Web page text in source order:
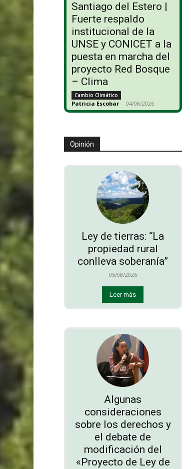
Santiago del Estero |
Fuerte respaldo
institucional de la
UNSE y CONICET a la
puesta en marcha del
proyecto Red Bosque
– Clima
Cambio Climático
Patricia Escobar - 04/08/2026
Opinión
Ley de tierras: “La
propiedad rural
conlleva soberanía”
05/08/2026
Leer más
Algunas
consideraciones
sobre los derechos y
el debate de
modificación del
«Proyecto de Ley de